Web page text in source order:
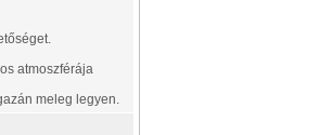
atmoszférája
meleg legyen.